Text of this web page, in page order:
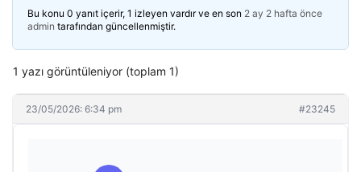
Bu konu 0 yanıt içerir, 1 izleyen vardır ve en son 2 ay 2 hafta önce
admin tarafından güncellenmiştir.
1 yazı görüntüleniyor (toplam 1)
23/05/2026: 6:34 pm #23245